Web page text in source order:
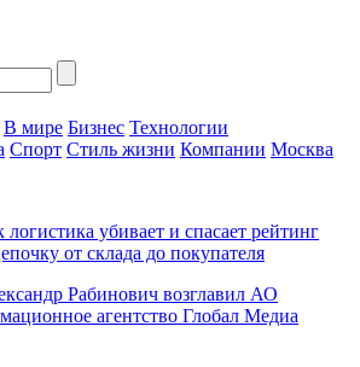
В мире Бизнес Технологии
Спорт Стиль жизни Компании Москва
логистика убивает и спасает рейтинг
от склада до покупателя
Рабинович возглавил АО
агентство Глобал Медиа